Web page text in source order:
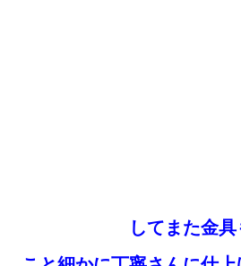
してまた金具